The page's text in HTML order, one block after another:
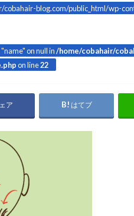
cobahair-blog.com/public_html/wp-
on null in/home/cobahair/
on line22
ア はてブ